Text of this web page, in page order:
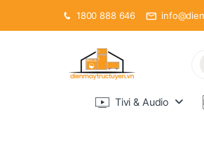
1800 888 646
Tivi & Audio